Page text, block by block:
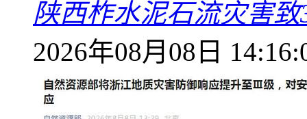
陕西柞水泥石流灾害
2026年08月08日